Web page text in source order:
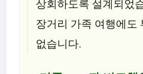
상회하도록 설계되었
장거리 가족 여행에도
없습니다.